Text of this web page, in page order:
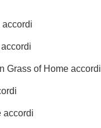
accordi
Grass of Home accordi
accordi